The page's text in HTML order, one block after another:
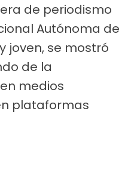
de periodismo
Autónoma de
joven, se mostró
de la
medios
plataformas